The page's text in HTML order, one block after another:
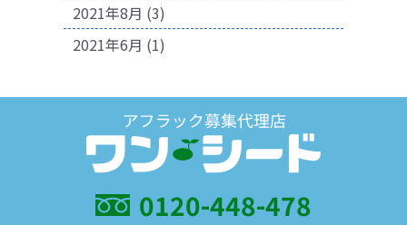
2021年8月 (3)
2021年6月 (1)
0120-448-478